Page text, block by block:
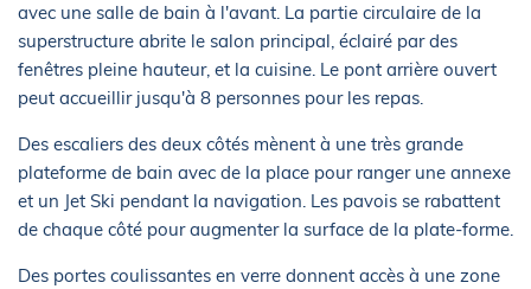
avec une salle de bain à l'avant. La partie circulaire de la
superstructure abrite le salon principal, éclairé par des
fenêtres pleine hauteur, et la cuisine. Le pont arrière ouvert
peut accueillir jusqu'à 8 personnes pour les repas.
Des escaliers des deux côtés mènent à une très grande
plateforme de bain avec de la place pour ranger une annexe
et un Jet Ski pendant la navigation. Les pavois se rabattent
de chaque côté pour augmenter la surface de la plate-forme.
Des portes coulissantes en verre donnent accès à une zone